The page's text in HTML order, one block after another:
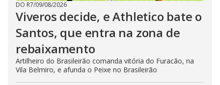
DO R7/09/08/2026
Viveros decide, e Athletico bate o
Santos, que entra na zona de
rebaixamento
Artilheiro do Brasileirão comanda vitória do Furacão, na
Vila Belmiro, e afunda o Peixe no Brasileirão